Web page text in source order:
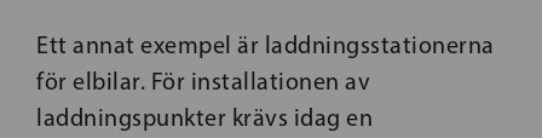
Ett annat exempel är laddningsstationerna
för elbilar. För installationen av
laddningspunkter krävs idag en